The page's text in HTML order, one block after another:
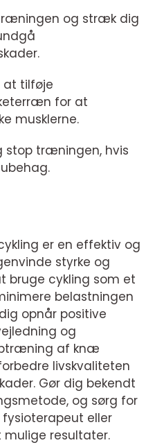
og stræk dig
at tilføje
for at
musklerne.
stop træningen, hvis
er en effektiv og
styrke og
bruge cykling som et
belastningen
opnår positive
og
af knæ
livskvaliteten
Gør dig bekendt
og sørg for
eller
resultater.